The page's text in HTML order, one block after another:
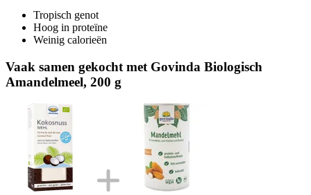
Tropisch genot
Hoog in proteïne
Weinig calorieën
Vaak samen gekocht met Govinda Biologisch
Amandelmeel, 200 g